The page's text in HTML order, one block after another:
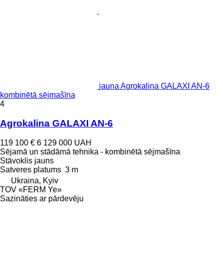
jauna Agrokalina GALAXI AN-6
kombinētā sējmašīna
4
Agrokalina GALAXI AN-6
119 100 € 6 129 000 UAH
Sējamā un stādāmā tehnika - kombinētā sējmašīna
Stāvoklis jauns
Satveres platums 3 m
Ukraina, Kyiv
TOV «FERM Ye»
Sazināties ar pārdevēju